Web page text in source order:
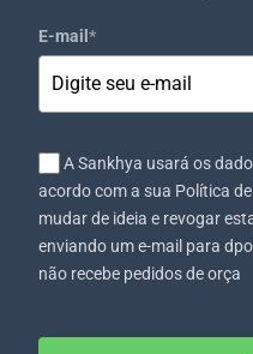
E-mail *
A Sankhya usará os
acordo com a sua Política
mudar de ideia e revogar
enviando um e-mail para
não recebe pedidos de orça